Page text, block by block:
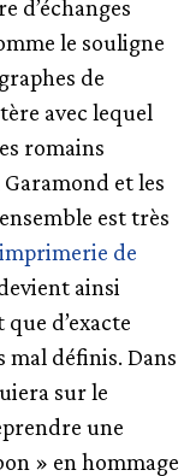
d’échanges
le souligne
de
avec lequel
romains
et les
est très
imprimerie de
ainsi
d’exacte
mal définis. Dans
sur le
une
» en hommage